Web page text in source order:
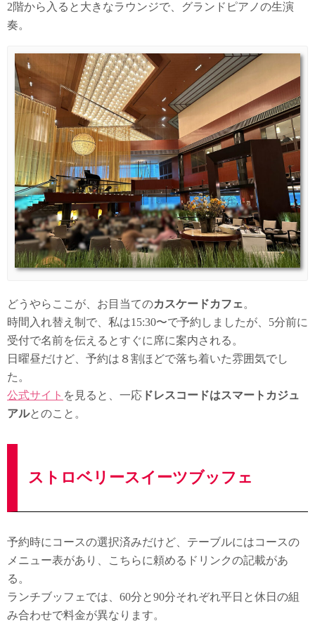
2階から入ると大きなラウンジで、グランドピアノの生演
奏。
どうやらここが、お目当てのカスケードカフェ。
時間入れ替え制で、私は15:30〜で予約しましたが、5分前に
受付で名前を伝えるとすぐに席に案内される。
日曜昼だけど、予約は８割ほどで落ち着いた雰囲気でし
た。
公式サイト を見ると、一応 ドレスコードはスマートカジュ
アルとのこと。
ストロベリースイーツブッフェ
予約時にコースの選択済みだけど、テーブルにはコースの
メニュー表があり、こちらに頼めるドリンクの記載があ
る。
ランチブッフェでは、60分と90分それぞれ平日と休日の組
み合わせで料金が異なります。